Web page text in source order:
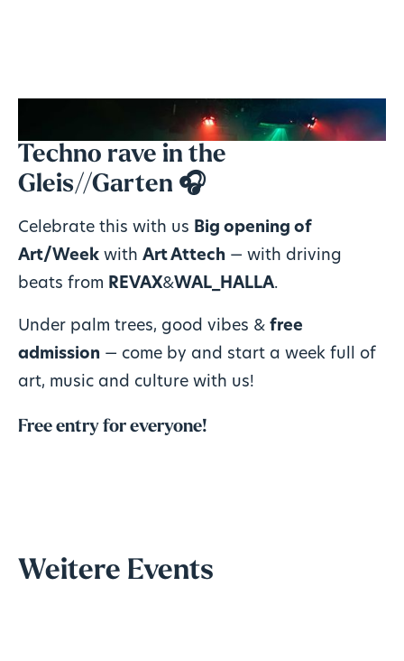
Techno rave in the
Gleis//Garten 🎧
Celebrate this with us Big opening of
Art/Weekwith Art Attech — with driving
beats from REVAX&WAL_HALLA.
Under palm trees, good vibes & free
admission — come by and start a week full of
art, music and culture with us!
Free entry for everyone!
Weitere Events